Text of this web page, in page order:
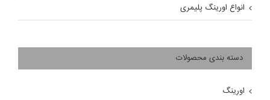
انواع اورینگ پلیمری
دسته بندی محصولات
اورینگ